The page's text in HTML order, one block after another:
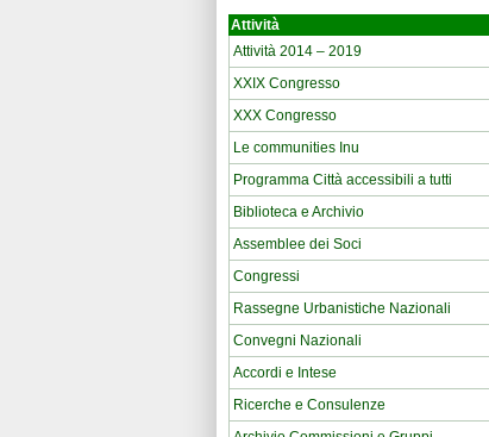
Attività
Attività 2014 – 2019
XXIX Congresso
XXX Congresso
Le communities Inu
Programma Città accessibili a tutti
Biblioteca e Archivio
Assemblee dei Soci
Congressi
Rassegne Urbanistiche Nazionali
Convegni Nazionali
Accordi e Intese
Ricerche e Consulenze